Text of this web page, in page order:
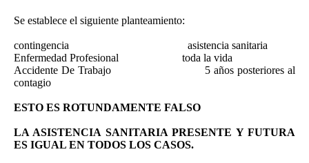
Se establece el siguiente planteamiento:
contingencia asistencia sanitaria
Enfermedad Profesional toda la vida
Accidente De Trabajo 5 años posteriores al
contagio
ESTO ES ROTUNDAMENTE FALSO
LA ASISTENCIA SANITARIA PRESENTE Y FUTURA
ES IGUAL EN TODOS LOS CASOS.